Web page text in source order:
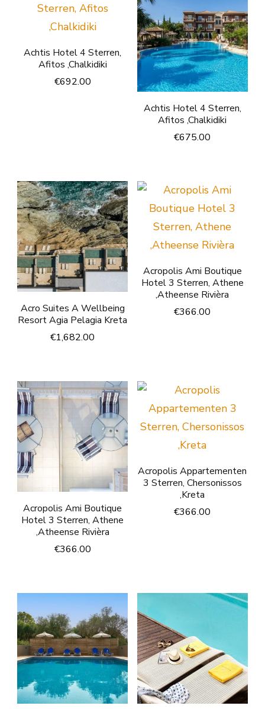
Achtis Hotel 4 Sterren,
Afitos ,Chalkidiki
€692.00
Achtis Hotel 4 Sterren,
Afitos ,Chalkidiki
€675.00
Acro Suites A Wellbeing
Resort Agia Pelagia Kreta
€1,682.00
Acropolis Ami Boutique
Hotel 3 Sterren, Athene
,Atheense Rivièra
€366.00
Acropolis Ami Boutique
Hotel 3 Sterren, Athene
,Atheense Rivièra
€366.00
Acropolis Appartementen
3 Sterren, Chersonissos
,Kreta
€366.00